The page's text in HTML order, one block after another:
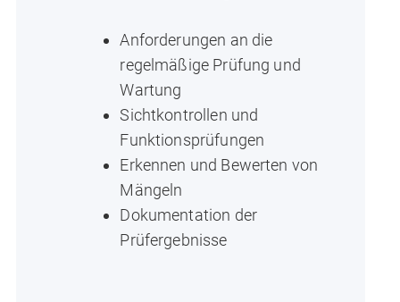
Anforderungen an die
regelmäßige Prüfung und
Wartung
Sichtkontrollen und
Funktionsprüfungen
Erkennen und Bewerten von
Mängeln
Dokumentation der
Prüfergebnisse